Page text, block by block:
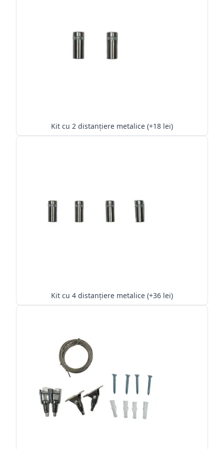
Kit cu 2 distanțiere metalice (+18 lei)
Kit cu 4 distanțiere metalice (+36 lei)